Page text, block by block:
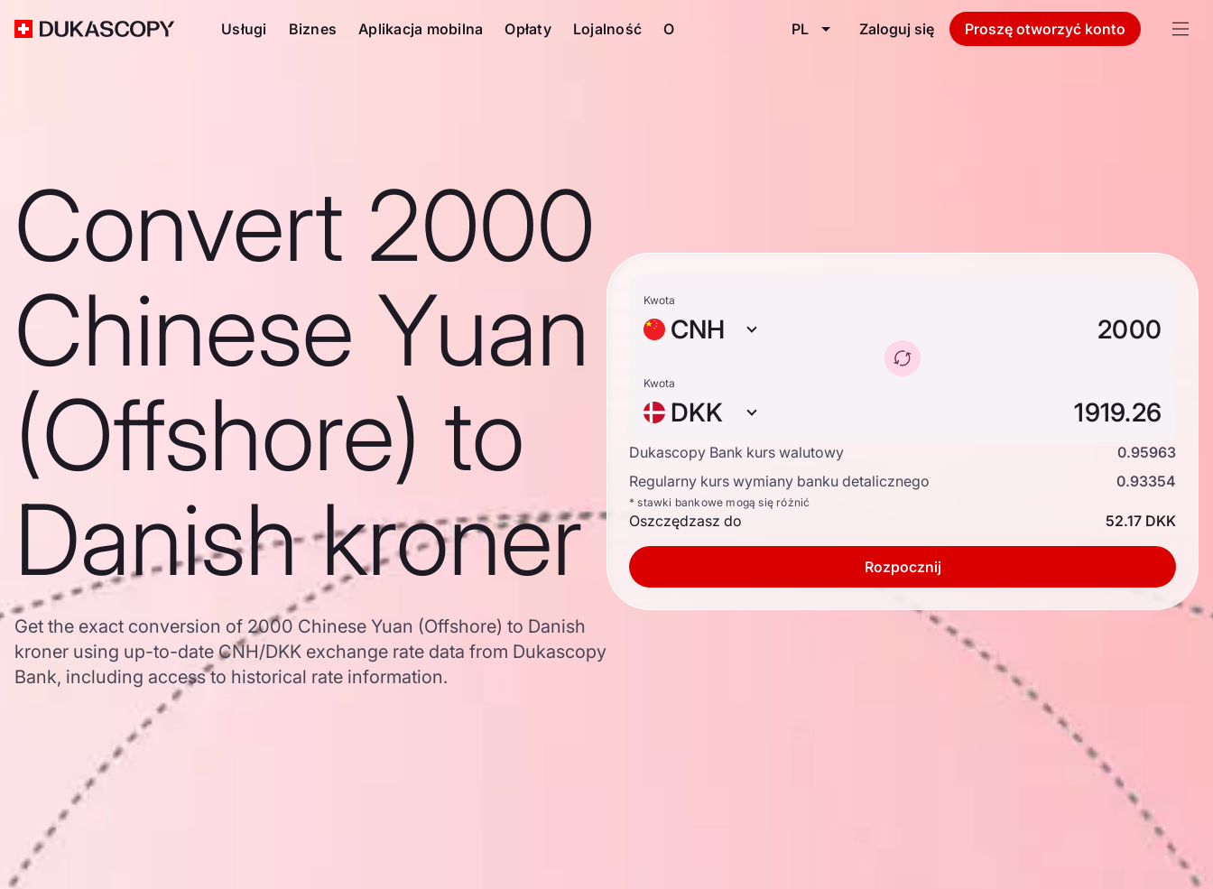
Usługi Biznes Aplikacja mobilna Opłaty Lojalność O PL Zaloguj się Proszę otworzyć konto
Convert 2000
Chinese Yuan
(Offshore) to
Danish kroner
Get the exact conversion of 2000 Chinese Yuan (Offshore) to Danish
kroner using up-to-date CNH/DKK exchange rate data from Dukascopy
Bank, including access to historical rate information.
Kwota
CNH
Kwota
DKK
Dukascopy Bank kurs walutowy
0.95963
Regularny kurs wymiany banku detalicznego
0.93354
* stawki bankowe mogą się różnić
Oszczędzasz do 52.17 DKK
Rozpocznij